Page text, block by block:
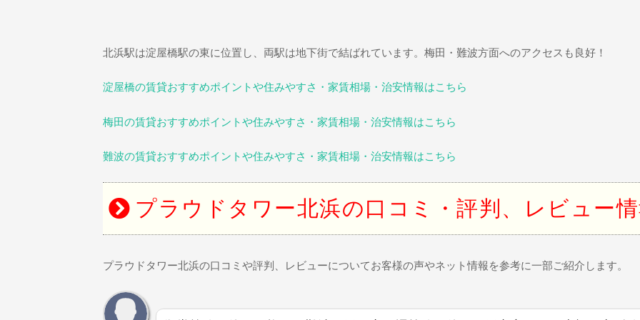
北浜駅は淀屋橋駅の東に位置し、両駅は地下街で結ばれています。梅田・難波方面へのアクセスも良好！
淀屋橋の賃貸おすすめポイントや住みやすさ・家賃相場・治安情報はこちら
梅田の賃貸おすすめポイントや住みやすさ・家賃相場・治安情報はこちら
難波の賃貸おすすめポイントや住みやすさ・家賃相場・治安情報はこちら
プラウドタワー北浜の口コミ・評判、レビュー
プラウドタワー北浜の口コミや評判、レビューについてお客様の声やネット情報を参考に一部ご紹介します。